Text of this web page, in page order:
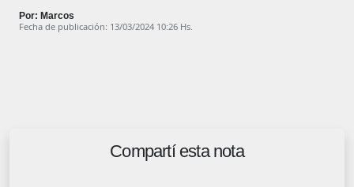
Por: Marcos
Fecha de publicación: 13/03/2024 10:26 Hs.
Compartí esta nota